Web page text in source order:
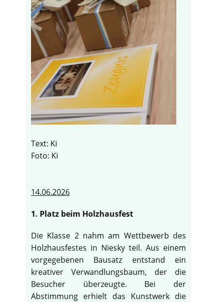
Text: Ki
Foto: Ki
14.06.2026
1. Platz beim Holzhausfest
Die Klasse 2 nahm am Wettbewerb des
Holzhausfestes in Niesky teil. Aus einem
vorgegebenen Bausatz entstand ein
kreativer Verwandlungsbaum, der die
Besucher überzeugte. Bei der
Abstimmung erhielt das Kunstwerk die